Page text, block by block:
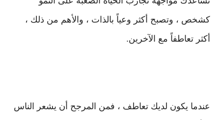
كشخص ، وتصبح أكثر وعياً بالذات ، والأهم من ذلك ،
أكثر تعاطفاً مع الآخرين.
عندما يكون لديك تعاطف ، فمن المرجح أن يشعر الناس